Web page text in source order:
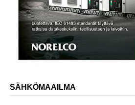
SÄHKÖMAAILMA